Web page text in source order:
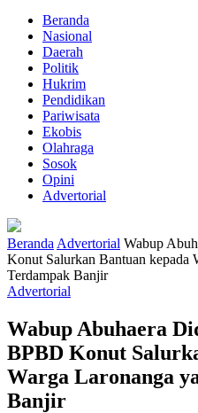
Beranda
Nasional
Daerah
Politik
Hukrim
Pendidikan
Pariwisata
Ekobis
Olahraga
Sosok
Opini
Advertorial
Beranda Advertorial Wabup
Konut Salurkan Bantuan kepada
Terdampak Banjir
Advertorial
Wabup Abuhaera
BPBD Konut
Warga Laronanga
Banjir